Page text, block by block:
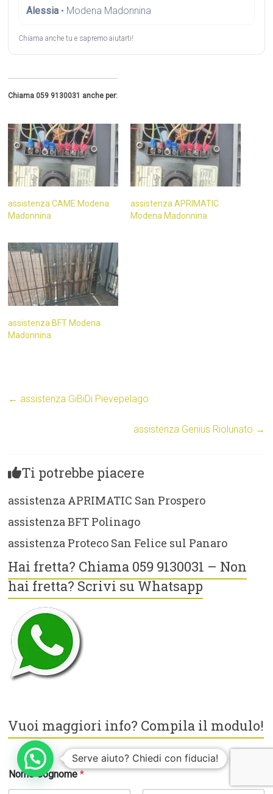
Alessia • Modena Madonnina
Chiama anche tu e sapremo aiutarti!
Chiama 059 9130031 anche per:
assistenza CAME Modena
Madonnina
assistenza APRIMATIC
Modena Madonnina
assistenza BFT Modena
Madonnina
← assistenza GiBiDi Pievepelago
assistenza Genius Riolunato →
Ti potrebbe piacere
assistenza APRIMATIC San Prospero
assistenza BFT Polinago
assistenza Proteco San Felice sul Panaro
Hai fretta? Chiama 059 9130031 – Non
hai fretta? Scrivi su Whatsapp
Vuoi maggiori info? Compila il modulo!
Nome Cognome*
Serve aiuto? Chiedi con fiducia!